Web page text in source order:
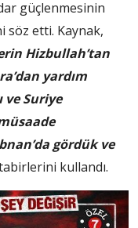
güçlenmesinin
söz etti. Kaynak,
Hizbullah’tan
yardım
Suriye
gördük ve
kullandı.